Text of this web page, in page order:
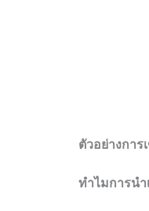
ตัวอย่างกา
ทำไมการน